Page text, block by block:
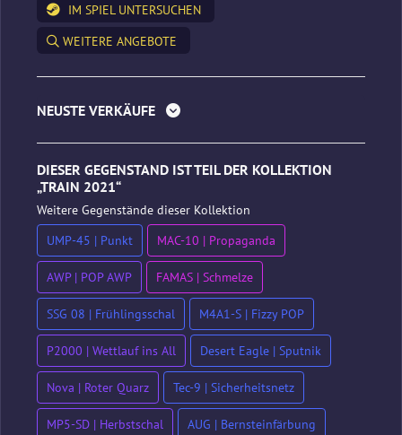
IM SPIEL UNTERSUCHEN
WEITERE ANGEBOTE
NEUSTE VERKÄUFE
DIESER GEGENSTAND IST TEIL DER KOLLEKTION
„TRAIN 2021“
Weitere Gegenstände dieser Kollektion
UMP-45 | Punkt
MAC-10 | Propaganda
AWP | POP AWP FAMAS | Schmelze
SSG 08 | Frühlingsschal M4A1-S | Fizzy POP
P2000 | Wettlauf ins All Desert Eagle | Sputnik
Nova | Roter Quarz Tec-9 | Sicherheitsnetz
MP5-SD | Herbstschal AUG | Bernsteinfärbung